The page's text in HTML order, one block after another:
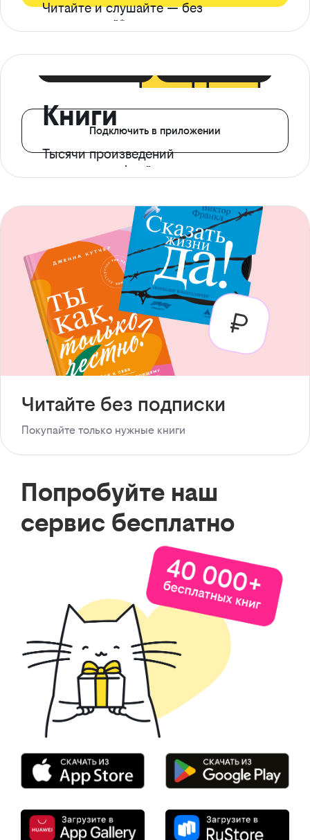
Читайте и слушайте — без
ограничений*
Книги
Тысячи произведений
с доступом офлайн
Подключить в приложении
Читайте без подписки
Покупайте только нужные книги
Попробуйте наш
сервис бесплатно